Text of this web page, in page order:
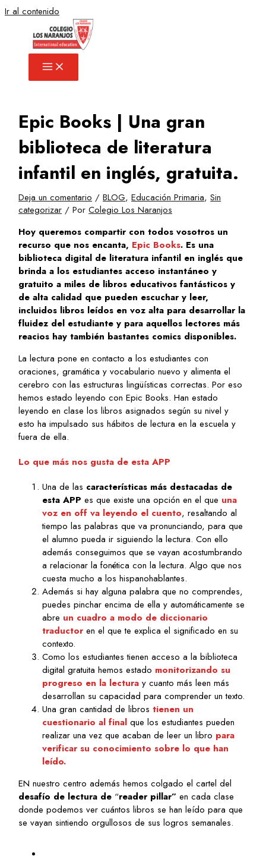
Ir al contenido
Epic Books | Una gran
biblioteca de literatura
infantil en inglés, gratuita.
Deja un comentario /BLOG,Educación Primaria,Sin
categorizar / PorColegio Los Naranjos
Hoy queremos compartir con todos vosotros un
recurso que nos encanta, Epic Books. Es una
biblioteca digital de literatura infantil en inglés que
brinda a los estudiantes acceso instantáneo y
gratuito a miles de libros educativos fantásticos y
de alta calidad que pueden escuchar y leer,
incluidos libros leídos en voz alta para desarrollar la
fluidez del estudiante y para aquellos lectores más
reacios hay también bastantes comics disponibles.
La lectura pone en contacto a los estudiantes con
oraciones, gramática y vocabulario nuevo y alimenta el
cerebro con las estructuras lingüísticas correctas. Por eso
hemos estado leyendo con Epic Books. Han estado
leyendo en clase los libros asignados según su nivel y
esto ha impulsado sus hábitos de lectura en la escuela y
fuera de ella.
Lo que más nos gusta de esta APP
Una de las características más destacadas de
esta APP es que existe una opción en el que una
voz en off va leyendo el cuento, resaltando al
tiempo las palabras que va pronunciando, para que
el alumno pueda ir siguiendo la lectura. Con ello
además conseguimos que se vayan acostumbrando
a relacionar la fonética con la lectura. Algo que nos
cuesta mucho a los hispanohablantes.
Además si hay alguna palabra que no comprendes,
puedes pinchar encima de ella y automáticamente se
abre un cuadro a modo de diccionario
traductor en el que te explica el significado en su
contexto.
Como los estudiantes tienen acceso a la biblioteca
digital gratuita hemos estado monitorizando su
progreso en la lectura y cuanto más leen más
desarrollan su capacidad para comprender un texto.
Una gran cantidad de librostienen un
cuestionario al final que los estudiantes pueden
realizar una vez que acaban de leer un libro para
verificar su conocimiento sobre lo que han
leído.
EN nuestro centro además hemos colgado el cartel del
desafío de lectura de “reader pillar” en cada clase
donde podemos ver cuántos libros se han leído para que
se vayan sintiendo orgullosos de sus logros semanales.